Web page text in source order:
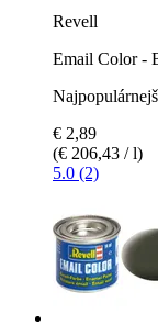
Revell
Email Color -
€ 2,89
(€ 206,43 / l)
5.0 (2)